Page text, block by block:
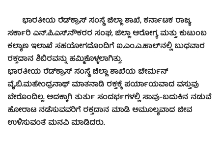
ಭಾರತೀಯ ರೆಡ್‍ಕ್ರಾಸ್ ಸಂಸ್ಥೆ ಜಿಲ್ಲಾ ಶಾಖೆ, ಕರ್ನಾಟಕ ರಾಜ್ಯ
ಸರ್ಕಾರಿ ಎನ್.ಪಿ.ಎಸ್.ನೌಕರರ ಸಂಘ, ಜಿಲ್ಲಾ ಆರೋಗ್ಯ ಮತ್ತು ಕುಟುಂಬ
ಕಲ್ಯಾಣ ಇಲಾಖೆ ಸಹಯೋಗದೊಂದಿಗೆ ಐ.ಎಂ.ಎ.ಹಾಲ್‍ನಲ್ಲಿ ಬುಧವಾರ
ರಕ್ತದಾನ ಶಿಬಿರವನ್ನು ಹಮ್ಮಿಕೊಳ್ಳಲಾಗಿತ್ತು.
ಭಾರತೀಯ ರೆಡ್‍ಕ್ರಾಸ್ ಸಂಸ್ಥೆ ಜಿಲ್ಲಾ ಶಾಖೆಯ ಚೇರ್ಮನ್
ವೈ.ಬಿ.ಮಹೇಂದ್ರನಾಥ್ ಮಾತನಾಡಿ ರಕ್ತಕ್ಕೆ ಪರ್ಯಾಯವಾದ ವಸ್ತುವು
ಬೇರೊಂದಿಲ್ಲ. ಅದಕ್ಕಾಗಿ ತುರ್ತು ಸಂದರ್ಭಗಳಲ್ಲಿ ಸಾವು-ಬದುಕಿನ ನಡುವೆ
ಹೋರಾಟ ನಡೆಸುವವರಿಗೆ ರಕ್ತದಾನ ಮಾಡಿ ಅಮೂಲ್ಯವಾದ ಜೀವ
ಉಳಿಸುವಂತೆ ಮನವಿ ಮಾಡಿದರು.